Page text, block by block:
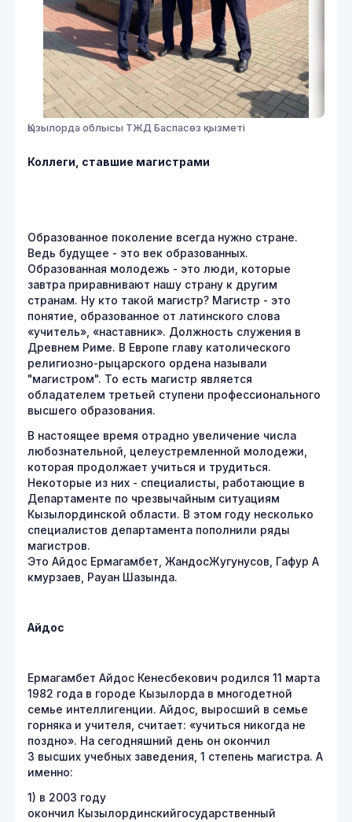
Қызылорда облысы ТЖД Баспасөз қызметі
Коллеги, ставшие магистрами
Образованное поколение всегда нужно стране.
Ведь будущее - это век образованных.
Образованная молодежь - это люди, которые
завтра приравнивают нашу страну к другим
странам. Ну кто такой магистр? Магистр - это
понятие, образованное от латинского слова
«учитель», «наставник». Должность служения в
Древнем Риме. В Европе главу католического
религиозно-рыцарского ордена называли
"магистром". То есть магистр является
обладателем третьей ступени профессионального
высшего образования.
В настоящее время отрадно увеличение числа
любознательной, целеустремленной молодежи,
которая продолжает учиться и трудиться.
Некоторые из них - специалисты, работающие в
Департаменте по чрезвычайным ситуациям
Кызылординской области. В этом году несколько
специалистов департамента пополнили ряды
магистров.
Это Айдос Ермагамбет, ЖандосЖугунусов, Гафур А
кмурзаев, Рауан Шазында.
Айдос
Ермагамбет Айдос Кенесбекович родился 11 марта
1982 года в городе Кызылорда в многодетной
семье интеллигенции. Айдос, выросший в семье
горняка и учителя, считает: «учиться никогда не
поздно». На сегодняшний день он окончил
3 высших учебных заведения, 1 степень магистра. А
именно:
1) в 2003 году
окончил Кызылординскийгосударственный